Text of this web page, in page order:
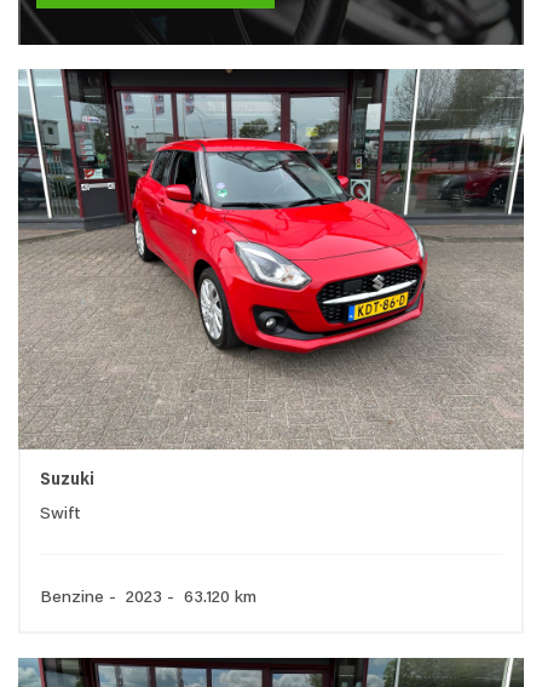
Suzuki
Swift
Benzine - 2023 - 63.120 km